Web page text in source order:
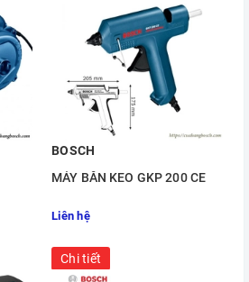
BOSCH
MÁY BẮN KEO GKP 200 CE
Liên hệ
Chi tiết